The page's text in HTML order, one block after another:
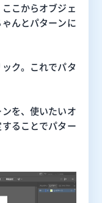
こからオブジェ
んとパターンに
ク。これでパタ
を、使いたいオ
ることでパター